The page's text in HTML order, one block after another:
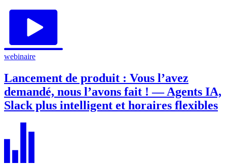
webinaire
Lancement de produit : Vous l’avez
demandé, nous l’avons fait ! — Agents IA,
Slack plus intelligent et horaires flexibles